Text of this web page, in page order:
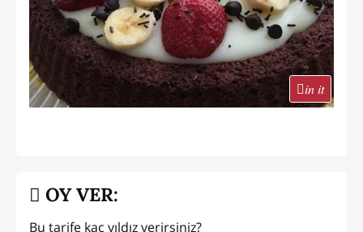
in it
OY VER:
Bu tarife kaç yıldız verirsiniz?